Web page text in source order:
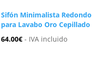
Sifón Minimalista Redondo
para Lavabo Oro Cepillado
64.00€ - IVA incluido